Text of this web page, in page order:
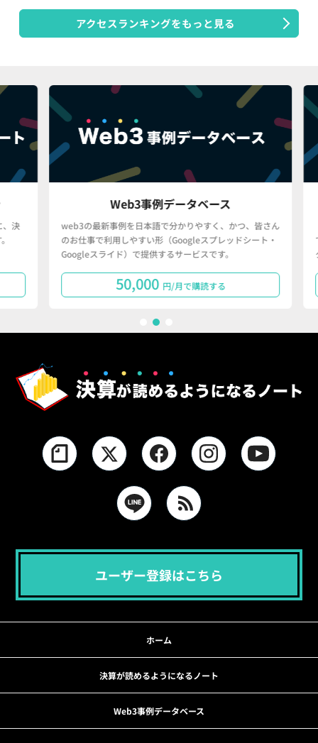
アクセスランキングをもっと見る
Web3事例データベース
web3の最新事例を日本語で分かりやすく、かつ、皆さん
のお仕事で利用しやすい形（Googleスプレッドシート・
Googleスライド）で提供するサービスです。
50,000 円/月で購読する
ユーザー登録はこちら
ホーム
決算が読めるようになるノート
Web3事例データベース